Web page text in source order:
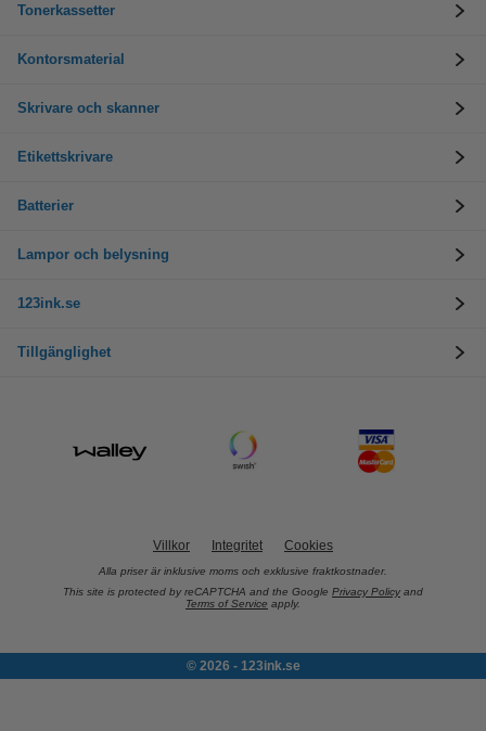
Tonerkassetter
Kontorsmaterial
Skrivare och skanner
Etikettskrivare
Batterier
Lampor och belysning
123ink.se
Tillgänglighet
Villkor Integritet Cookies
Alla priser är inklusive moms och exklusive fraktkostnader.
This site is protected by reCAPTCHA and the Google Privacy Policy and
Terms of Service apply.
© 2026 - 123ink.se